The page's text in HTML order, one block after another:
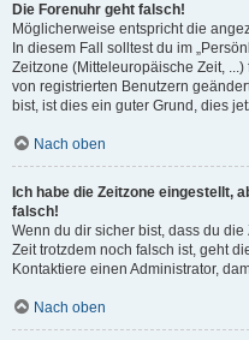
Die Forenuhr geht falsch!
Möglicherweise entspricht die
In diesem Fall solltest du im
Zeitzone (Mitteleuropäische Zeit,
von registrierten Benutzern
bist, ist dies ein guter Grund, dies
Nach oben
Ich habe die Zeitzone eingestellt,
falsch!
Wenn du dir sicher bist, dass du
Zeit trotzdem noch falsch ist, geht
Kontaktiere einen Administrator,
Nach oben